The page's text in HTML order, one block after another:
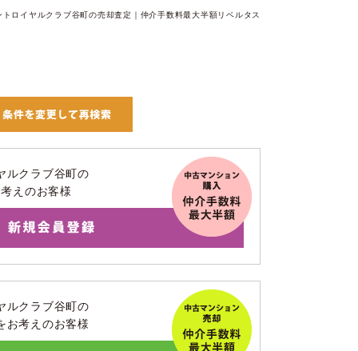
トロイヤルクラブ谷町の売却査定｜仲介手数料最大半額リベルタス
ルクラブ谷町の
えのお客様
ルクラブ谷町の
お考えのお客様